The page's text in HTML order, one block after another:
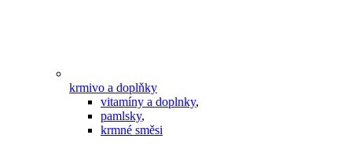
krmivo a doplňky
vitamíny a doplnky,
pamlsky,
krmné směsi